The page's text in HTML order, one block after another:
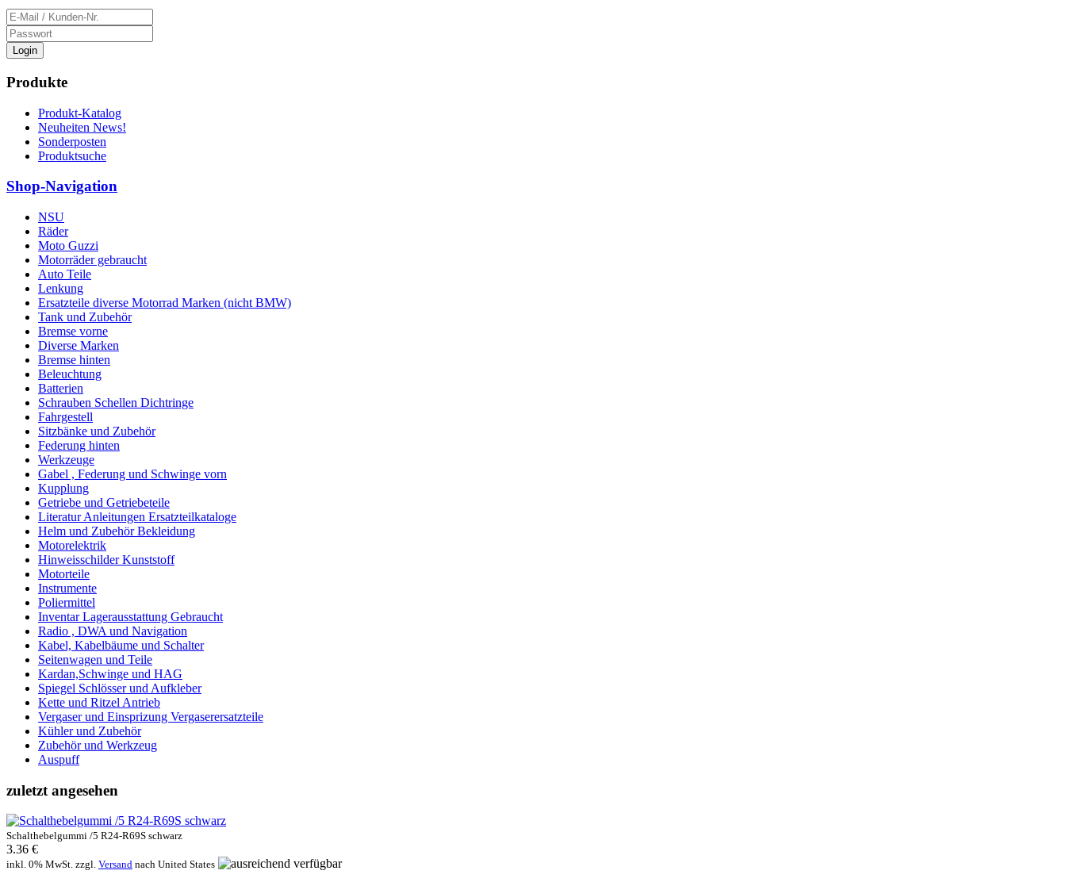
Login
Produkte
Produkt-Katalog
Neuheiten News!
Sonderposten
Produktsuche
Shop-Navigation
NSU
Räder
Moto Guzzi
Motorräder gebraucht
Auto Teile
Lenkung
Ersatzteile diverse Motorrad Marken (nicht BMW)
Tank und Zubehör
Bremse vorne
Diverse Marken
Bremse hinten
Beleuchtung
Batterien
Schrauben Schellen Dichtringe
Fahrgestell
Sitzbänke und Zubehör
Federung hinten
Werkzeuge
Gabel , Federung und Schwinge vorn
Kupplung
Getriebe und Getriebeteile
Literatur Anleitungen Ersatzteilkataloge
Helm und Zubehör Bekleidung
Motorelektrik
Hinweisschilder Kunststoff
Motorteile
Instrumente
Poliermittel
Inventar Lagerausstattung Gebraucht
Radio , DWA und Navigation
Kabel, Kabelbäume und Schalter
Seitenwagen und Teile
Kardan,Schwinge und HAG
Spiegel Schlösser und Aufkleber
Kette und Ritzel Antrieb
Vergaser und Einsprizung Vergaserersatzteile
Kühler und Zubehör
Zubehör und Werkzeug
Auspuff
zuletzt angesehen
Schalthebelgummi /5 R24-R69S schwarz
3.36 €
inkl. 0% MwSt. zzgl. Versand nach United States